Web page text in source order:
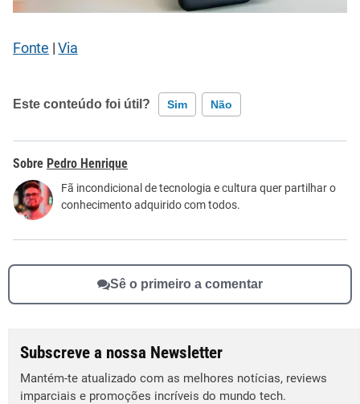
Fonte |Via
Este conteúdo foi útil? Sim Não
Este conteúdo contém informação incorreta
Este conteúdo não tem a informação que procuro
Outro
Pedro Henrique
Fã incondicional de tecnologia e cultura quer partilhar o
conhecimento adquirido com todos.
Sê o primeiro a comentar
Subscreve a nossa Newsletter
Mantém-te atualizado com as melhores notícias, reviews
imparciais e promoções incríveis do mundo tech.